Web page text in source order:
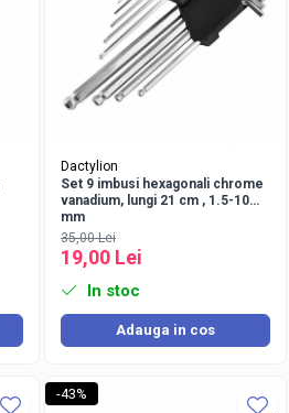
Dactylion
Set 9 imbusi hexagonali chrome
vanadium, lungi 21 cm , 1.5-10
mm
35,00 Lei
19,00 Lei
In stoc
Adauga in cos
-43%